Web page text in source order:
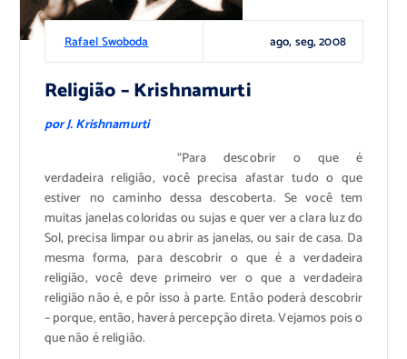
Rafael Swoboda ago, seg, 2008
Religião – Krishnamurti
por J. Krishnamurti
“Para descobrir o que é
verdadeira religião, você precisa afastar tudo o que
estiver no caminho dessa descoberta. Se você tem
muitas janelas coloridas ou sujas e quer ver a clara luz do
Sol, precisa limpar ou abrir as janelas, ou sair de casa. Da
mesma forma, para descobrir o que é a verdadeira
religião, você deve primeiro ver o que a verdadeira
religião não é, e pôr isso à parte. Então poderá descobrir
– porque, então, haverá percepção direta. Vejamos pois o
que não é religião.